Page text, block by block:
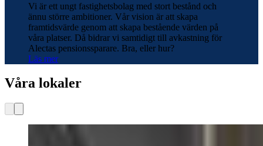
Vi är ett ungt fastighetsbolag med stort bestånd och
ännu större ambitioner. Vår vision är att skapa
framtidsvärde genom att skapa bestående värden på
våra platser. Då bidrar vi samtidigt till avkastning för
Alectas pensionssparare. Bra, eller hur?
Läs mer
Våra lokaler